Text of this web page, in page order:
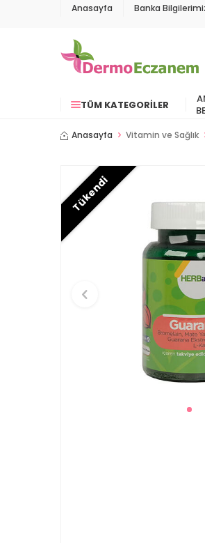
Anasayfa Banka
TÜM KATEGORILER
Anasayfa Vitamin ve Sağlık
Tükendi